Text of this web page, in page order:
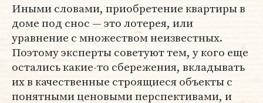
Иными словами, приобретение квартиры в
доме под снос — это лотерея, или
уравнение с множеством неизвестных.
Поэтому эксперты советуют тем, у кого еще
остались какие-то сбережения, вкладывать
их в качественные строящиеся объекты с
понятными ценовыми перспективами, и